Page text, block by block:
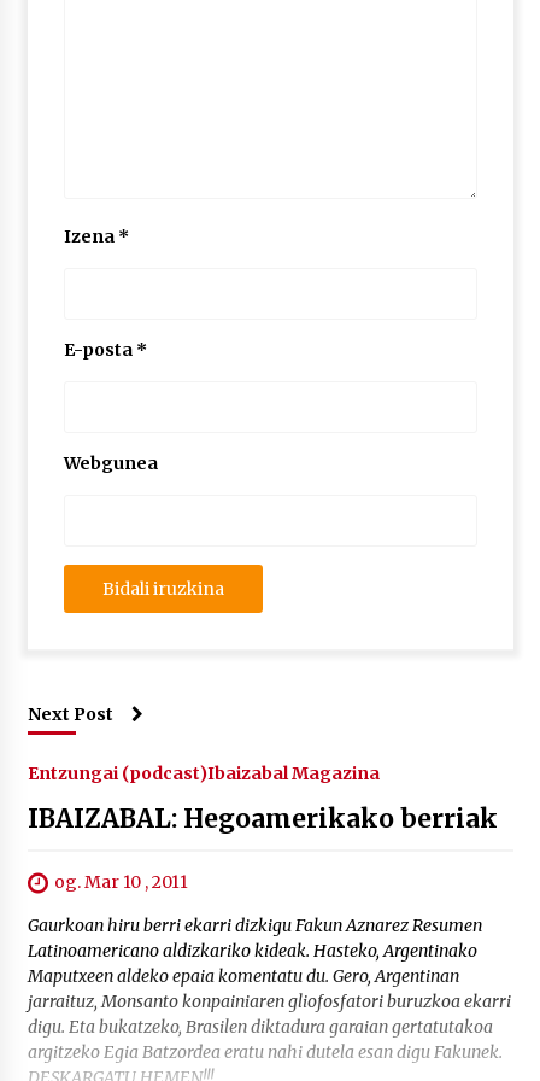
Izena *
E-posta *
Webgunea
Next Post
Entzungai (podcast)Ibaizabal Magazina
IBAIZABAL: Hegoamerikako berriak
og. Mar 10 , 2011
Gaurkoan hiru berri ekarri dizkigu Fakun Aznarez Resumen
Latinoamericano aldizkariko kideak. Hasteko, Argentinako
Maputxeen aldeko epaia komentatu du. Gero, Argentinan
jarraituz, Monsanto konpainiaren gliofosfatori buruzkoa ekarri
digu. Eta bukatzeko, Brasilen diktadura garaian gertatutakoa
argitzeko Egia Batzordea eratu nahi dutela esan digu Fakunek.